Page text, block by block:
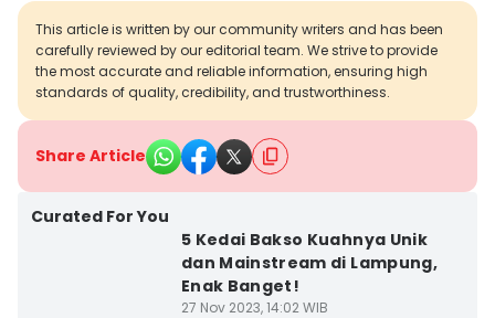
This article is written by our community writers and has been
carefully reviewed by our editorial team. We strive to provide
the most accurate and reliable information, ensuring high
standards of quality, credibility, and trustworthiness.
Share Article
Curated For You
5 Kedai Bakso Kuahnya Unik
dan Mainstream di Lampung,
Enak Banget!
27 Nov 2023, 14:02 WIB